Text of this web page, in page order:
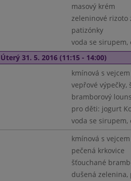
masový krém
zeleninové rizoto
patizónky
voda se sirupem,
Úterý 31. 5. 2016 (11:15 - 14:00)
kmínová s vejcem
vepřové výpečky,
bramborový
pro děti: jogurt
voda se sirupem,
kmínová s vejcem
pečená krkovice
šťouchané
dušená